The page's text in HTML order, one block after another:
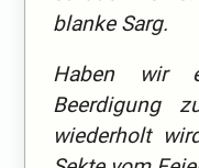
blanke Sarg.
Haben wir
Beerdigung
wiederholt